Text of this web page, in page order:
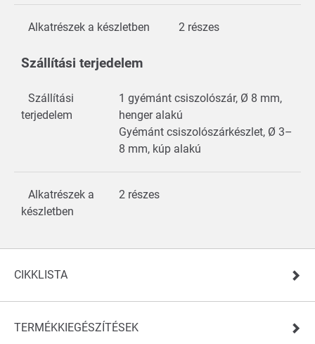
Alkatrészek a készletben 2 részes
Szállítási terjedelem
Szállítási
terjedelem
1 gyémánt csiszolószár, Ø 8 mm,
henger alakú
Gyémánt csiszolószárkészlet, Ø 3–
8 mm, kúp alakú
Alkatrészek a
készletben
2 részes
CIKKLISTA
TERMÉKKIEGÉSZÍTÉSEK